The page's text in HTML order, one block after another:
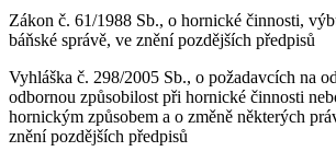
Zákon č. 61/1988 Sb., o hornické činnosti,
báňské správě, ve znění pozdějších předpisů
Vyhláška č. 298/2005 Sb., o požadavcích na
odbornou způsobilost při hornické činnosti
hornickým způsobem a o změně některých
znění pozdějších předpisů